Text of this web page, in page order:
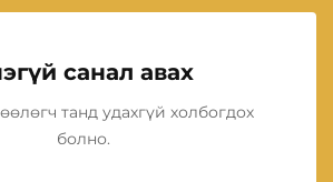
санал авах
танд удахгүй холбогдох
болно.